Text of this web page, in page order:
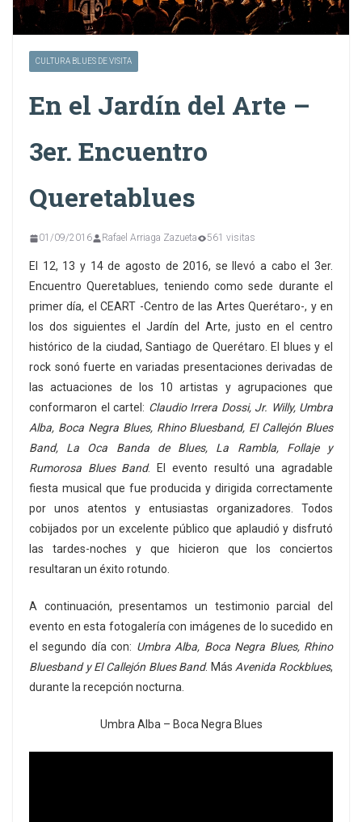
CULTURA BLUES DE VISITA
En el Jardín del Arte –
3er. Encuentro
Queretablues
01/09/2016 Rafael Arriaga Zazueta 561 visitas
El 12, 13 y 14 de agosto de 2016, se llevó a cabo el 3er.
Encuentro Queretablues, teniendo como sede durante el
primer día, el CEART -Centro de las Artes Querétaro-, y en
los dos siguientes el Jardín del Arte, justo en el centro
histórico de la ciudad, Santiago de Querétaro. El blues y el
rock sonó fuerte en variadas presentaciones derivadas de
las actuaciones de los 10 artistas y agrupaciones que
conformaron el cartel: Claudio Irrera Dossi, Jr. Willy, Umbra
Alba, Boca Negra Blues, Rhino Bluesband, El Callejón Blues
Band, La Oca Banda de Blues, La Rambla, Follaje y
Rumorosa Blues Band. El evento resultó una agradable
fiesta musical que fue producida y dirigida correctamente
por unos atentos y entusiastas organizadores. Todos
cobijados por un excelente público que aplaudió y disfrutó
las tardes-noches y que hicieron que los conciertos
resultaran un éxito rotundo.
A continuación, presentamos un testimonio parcial del
evento en esta fotogalería con imágenes de lo sucedido en
el segundo día con: Umbra Alba, Boca Negra Blues, Rhino
Bluesband y El Callejón Blues Band. Más Avenida Rockblues,
durante la recepción nocturna.
Umbra Alba – Boca Negra Blues